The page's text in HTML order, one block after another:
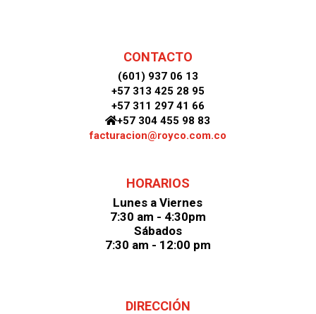
CONTACTO
(601) 937 06 13
+57 313 425 28 95
+57 311 297 41 66
+57 304 455 98 83
facturacion@royco.com.co
HORARIOS
Lunes a Viernes
7:30 am - 4:30pm
Sábados
7:30 am - 12:00 pm
DIRECCIÓN